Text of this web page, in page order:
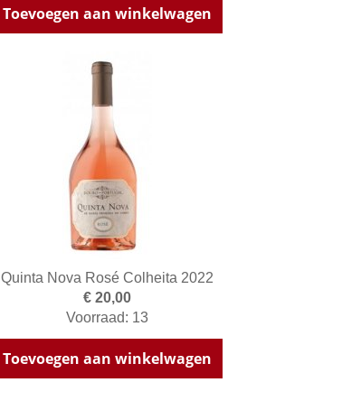
Toevoegen aan winkelwagen
Quinta Nova Rosé Colheita 2022
€ 20,00
Voorraad: 13
Toevoegen aan winkelwagen